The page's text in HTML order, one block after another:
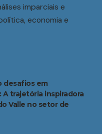
imparciais e
economia e
desafios em
trajetória inspiradora
Valle no setor de